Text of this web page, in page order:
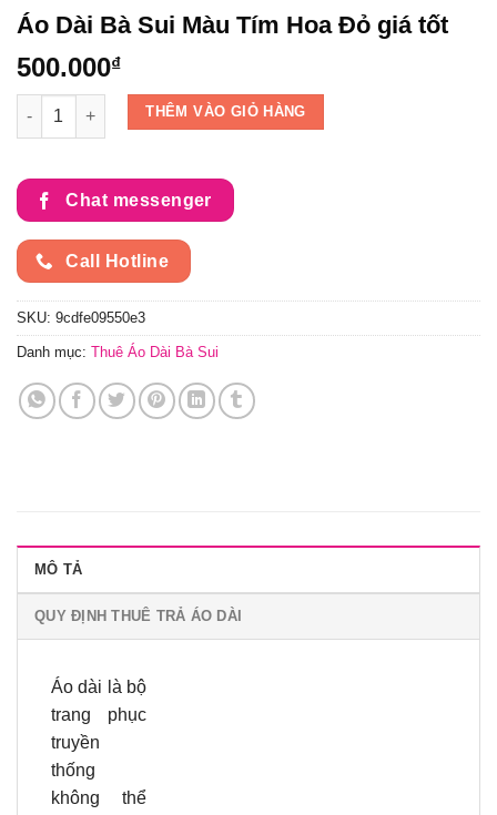
Áo Dài Bà Sui Màu Tím Hoa Đỏ giá tốt
500.000₫
Áo Dài Bà Sui Màu Tím Hoa Đỏ giá tốt số lượng
THÊM VÀO GIỎ HÀNG
Chat messenger
Call Hotline
SKU: 9cdfe09550e3
Danh mục: Thuê Áo Dài Bà Sui
MÔ TẢ
QUY ĐỊNH THUÊ TRẢ ÁO DÀI
Áo dài là bộ
trang phục
truyền
thống
không thể